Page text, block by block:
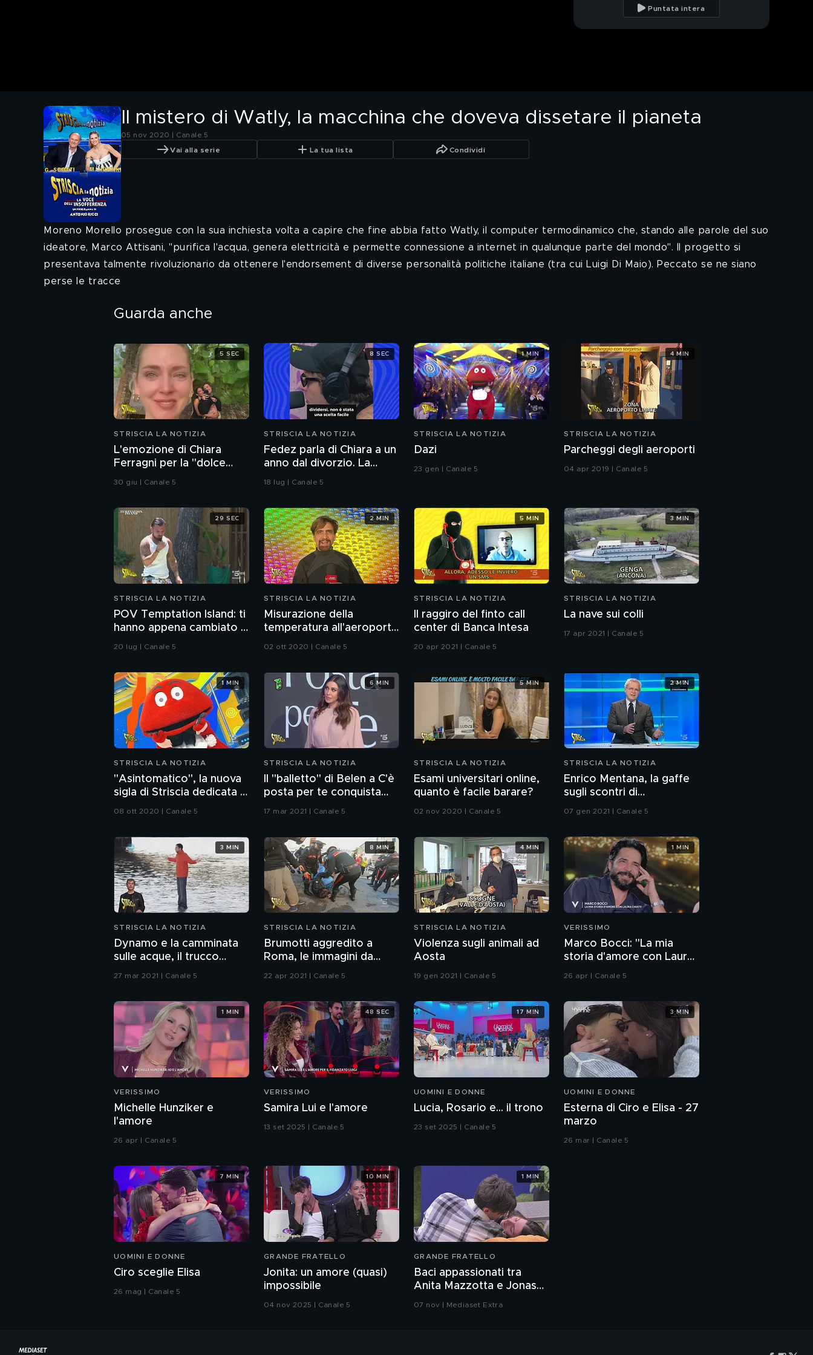
stampa
La gaffe di De
Covid
Striscia tra poco
Puntata intera
Il mistero di Watly, la macchina che doveva dissetare il pianeta
05 nov 2020 | Canale 5
Vai alla serie La tua lista Condividi
Moreno Morello prosegue con la sua inchiesta volta a capire che fine abbia fatto Watly, il computer termodinamico che, stando alle parole del suo
ideatore, Marco Attisani, "purifica l'acqua, genera elettricità e permette connessione a internet in qualunque parte del mondo". Il progetto si
presentava talmente rivoluzionario da ottenere l'endorsement di diverse personalità politiche italiane (tra cui Luigi Di Maio). Peccato se ne siano
perse le tracce
Guarda anche
STRISCIA LA NOTIZIA
L'emozione di Chiara
Ferragni per la "dolce
attesa" di Fedez e la sua
30 giu | Canale 5
5 SEC
STRISCIA LA NOTIZIA
Fedez parla di Chiara a un
anno dal divorzio. La
reazione della Ferragni
18 lug | Canale 5
8 SEC
STRISCIA LA NOTIZIA
Dazi
23 gen | Canale 5
1 MIN
STRISCIA LA NOTIZIA
Parcheggi degli aeroporti
04 apr 2019 | Canale 5
4 MIN
STRISCIA LA NOTIZIA
POV Temptation Island: ti
hanno appena cambiato il
piano ferie
20 lug | Canale 5
29 SEC
STRISCIA LA NOTIZIA
Misurazione della
temperatura all'aeroporto
di Malpensa
02 ott 2020 | Canale 5
2 MIN
STRISCIA LA NOTIZIA
Il raggiro del finto call
center di Banca Intesa
20 apr 2021 | Canale 5
5 MIN
STRISCIA LA NOTIZIA
La nave sui colli
17 apr 2021 | Canale 5
3 MIN
STRISCIA LA NOTIZIA
"Asintomatico", la nuova
sigla di Striscia dedicata al
08 ott 2020 | Canale 5
1 MIN
STRISCIA LA NOTIZIA
Il "balletto" di Belen a C'è
posta per te conquista
17 mar 2021 | Canale 5
6 MIN
STRISCIA LA NOTIZIA
Esami universitari online,
quanto è facile barare?
02 nov 2020 | Canale 5
5 MIN
STRISCIA LA NOTIZIA
Enrico Mentana, la gaffe
sugli scontri di
Washington
07 gen 2021 | Canale 5
2 MIN
STRISCIA LA NOTIZIA
Dynamo e la camminata
sulle acque, il trucco
27 mar 2021 | Canale 5
3 MIN
STRISCIA LA NOTIZIA
Brumotti aggredito a
Roma, le immagini da
Quarticciolo
22 apr 2021 | Canale 5
8 MIN
STRISCIA LA NOTIZIA
Violenza sugli animali ad
Aosta
19 gen 2021 | Canale 5
4 MIN
VERISSIMO
Marco Bocci: "La mia
storia d'amore con Laura
Chiatti"
26 apr | Canale 5
1 MIN
VERISSIMO
Michelle Hunziker e
l'amore
26 apr | Canale 5
1 MIN
VERISSIMO
Samira Lui e l'amore
13 set 2025 | Canale 5
48 SEC
UOMINI E DONNE
Lucia, Rosario e... il trono
23 set 2025 | Canale 5
17 MIN
UOMINI E DONNE
Esterna di Ciro e Elisa - 27
marzo
26 mar | Canale 5
3 MIN
UOMINI E DONNE
Ciro sceglie Elisa
26 mag | Canale 5
7 MIN
GRANDE FRATELLO
Jonita: un amore (quasi)
impossibile
04 nov 2025 | Canale 5
10 MIN
GRANDE FRATELLO
Baci appassionati tra
Anita Mazzotta e Jonas
07 nov | Mediaset Extra
1 MIN